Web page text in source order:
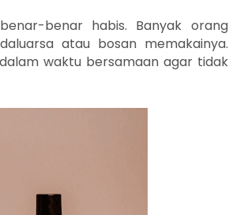
benar habis. Banyak orang
atau bosan memakainya.
waktu bersamaan agar tidak